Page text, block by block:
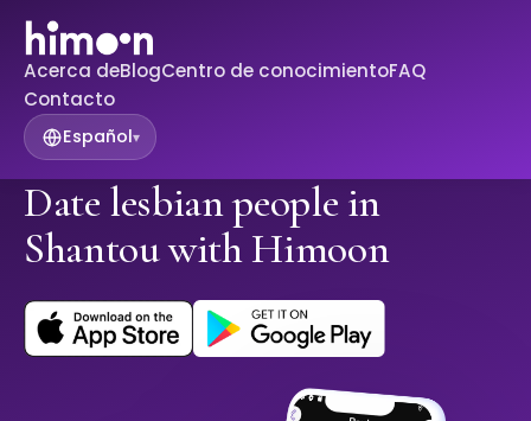
Acerca deBlogCentro de conocimientoFAQ
Contacto
Español▾
Date lesbian people in
Shantou with Himoon